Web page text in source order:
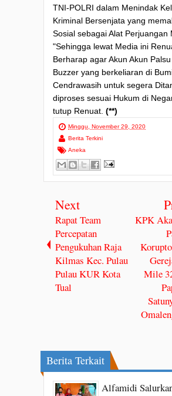
TNI-POLRI dalam Menindak
Kriminal Bersenjata yang
Sosial sebagai Alat Perjuangan
"Sehingga lewat Media ini
Berharap agar Akun Akun
Buzzer yang berkeliaran di
Cendrawasih untuk segera
diproses sesuai Hukum di
tutup Renuat. (**)
Minggu, November 29, 2020
Berita Terkini
Aneka
Next
Rapat Team
Percepatan
Pengukuhan Raja
Kilmas Kec. Pulau
Pulau KUR Kota
Tual
KPK
Mile
Berita Terkait
Alfamidi